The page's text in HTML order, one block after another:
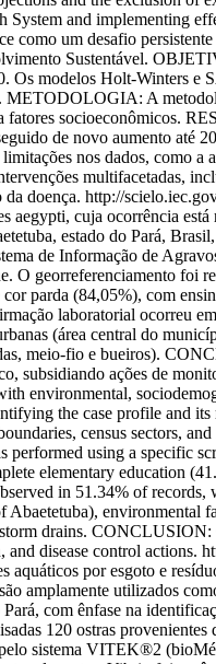
and implementing
um desafio
Sustentável.
Os modelos Holt-Winters
METODOLOGIA: A
socioeconômicos.
de novo aumento até
nos dados, como
multifacetadas,
da doença. http://
aegypti, cuja ocorrência
estado do Pará,
de Informação de
O georreferenciamento
parda (84,05%), com
laboratorial ocorreu
(área central do
meio-fio e bueiros).
subsidiando ações de
environmental,
the case profile and
census sectors,
performed using a specific
elementary education
in 51.34% of records,
environmental
drains.
disease control actions.
por esgoto e
amplamente utilizados
com ênfase na
120 ostras provenientes
sistema VITEK®2